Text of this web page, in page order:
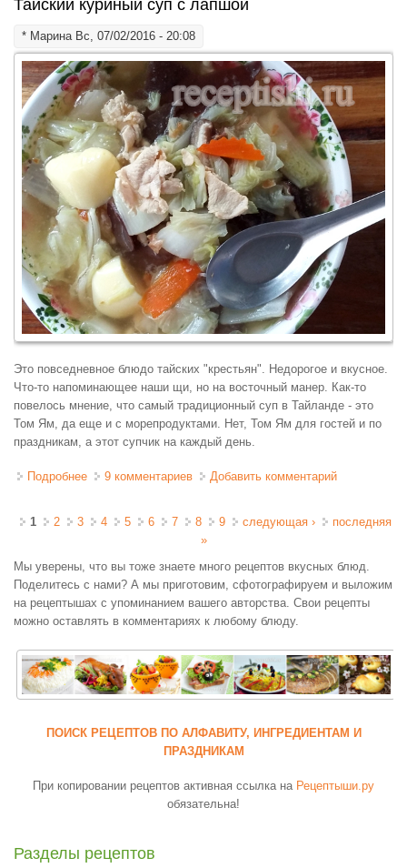
Тайский куриный суп с лапшой
* МаринаВс, 07/02/2016 - 20:08
Это повседневное блюдо тайских "крестьян". Недорогое и вкусное.
Что-то напоминающее наши щи, но на восточный манер. Как-то
повелось мнение, что самый традиционный суп в Тайланде - это
Том Ям, да еще и с морепродуктами. Нет, Том Ям для гостей и по
праздникам, а этот супчик на каждый день.
Подробнее о Тайский куриный суп с лапшой
9 комментариев Добавить комментарий
Страницы
1 2 3 4 5 6 7 8 9 следующая ›
последняя
»
Мы уверены, что вы тоже знаете много рецептов вкусных блюд.
Поделитесь с нами? А мы приготовим, сфотографируем и выложим
на рецептышах с упоминанием вашего авторства. Свои рецепты
можно оставлять в комментариях к любому блюду.
ПОИСК РЕЦЕПТОВ ПО АЛФАВИТУ, ИНГРЕДИЕНТАМ И
ПРАЗДНИКАМ
При копировании рецептов активная ссылка на Рецептыши.ру
обязательна!
Разделы рецептов